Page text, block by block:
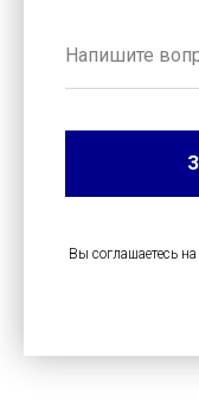
Вы соглашаетесь